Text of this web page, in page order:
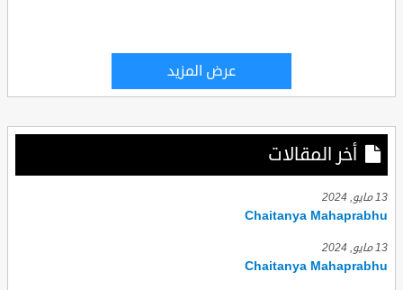
عرض المزيد
أخر المقالات
13 مايو, 2024
Chaitanya Mahaprabhu
13 مايو, 2024
Chaitanya Mahaprabhu